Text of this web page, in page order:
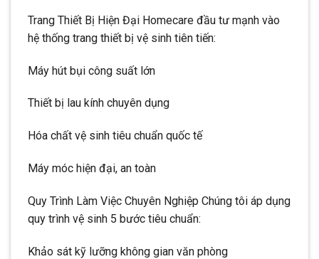
Trang Thiết Bị Hiện Đại Homecare đầu tư mạnh vào
hệ thống trang thiết bị vệ sinh tiên tiến:
Máy hút bụi công suất lớn
Thiết bị lau kính chuyên dụng
Hóa chất vệ sinh tiêu chuẩn quốc tế
Máy móc hiện đại, an toàn
Quy Trình Làm Việc Chuyên Nghiệp Chúng tôi áp dụng
quy trình vệ sinh 5 bước tiêu chuẩn:
Khảo sát kỹ lưỡng không gian văn phòng